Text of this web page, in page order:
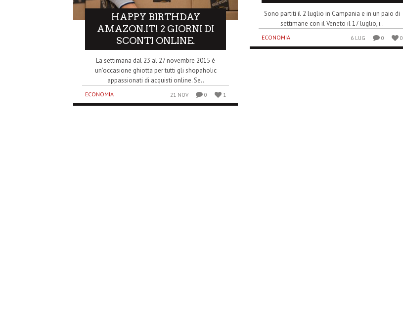
HAPPY BIRTHDAY
AMAZON.IT! 2 GIORNI DI
SCONTI ONLINE.
La settimana dal 23 al 27 novembre 2015 è
un’occasione ghiotta per tutti gli shopaholic
appassionati di acquisti online. Se..
ECONOMIA 21 NOV 0 1
Sono partiti il 2 luglio in Campania e in un paio di
settimane con il Veneto il 17 luglio, i..
ECONOMIA 6 LUG 0 0